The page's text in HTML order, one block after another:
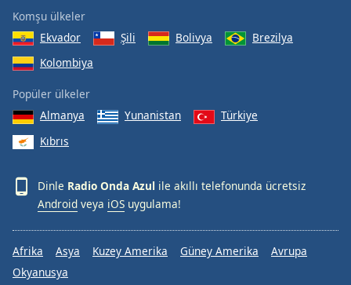
Komşu ülkeler
Ekvador
Şili Bolivya
Brezilya
Kolombiya
Popüler ülkeler
Almanya
Yunanistan
Türkiye
Kıbrıs
Dinle Radio Onda Azul ile akıllı telefonunda ücretsiz
Android veya iOS uygulama!
Afrika Asya Kuzey Amerika Güney Amerika
Avrupa
Okyanusya